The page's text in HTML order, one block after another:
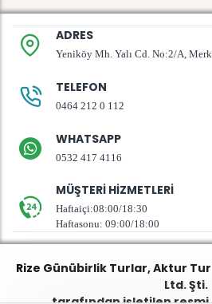
ADRES
Yeniköy Mh. Yalı Cd. No:2/A,
TELEFON
0464 212 0 112
WHATSAPP
0532 417 4116
MÜŞTERI HIZMETLERI
Haftaiçi:08:00/18:30
Haftasonu: 09:00/18:00
Rize Günübirlik Turlar, Aktur
Ltd. Şti.